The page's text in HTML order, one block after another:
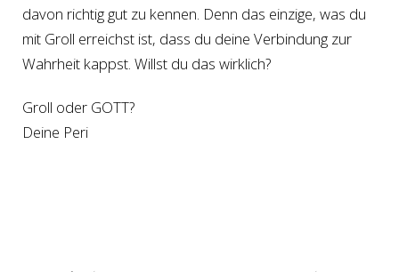
davon richtig gut zu kennen. Denn das einzige, was du
mit Groll erreichst ist, dass du deine Verbindung zur
Wahrheit kappst. Willst du das wirklich?
Groll oder GOTT?
Deine Peri